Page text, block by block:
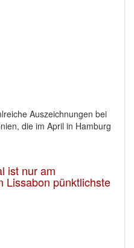
Auszeichnungen bei
die im April in Hamburg
ist nur am
Lissabon pünktlichste